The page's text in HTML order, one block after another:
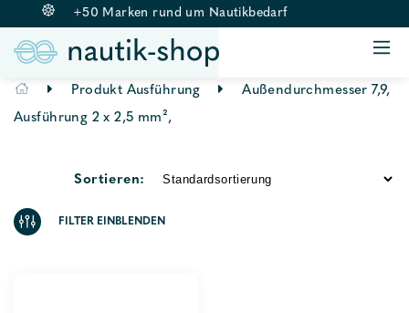
Springe
zum
+50 Marken rund um Nautikbedarf
ANKERN & BELEGEN
BOJE & FENDER
RETTUNGSWESTEN
BEKLEIDUNG
ZUBEHÖR
Produkt Ausführung
Außendurchmesser 7,9,
Ausführung 2 x 2,5 mm²,
FILTER EINBLENDEN
Sortieren: